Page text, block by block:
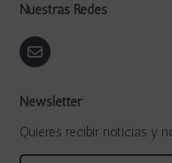
Nuestras Redes
Newsletter
Quieres recibir noticias y